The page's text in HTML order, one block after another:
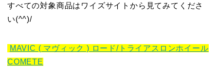
すべての対象商品はワイズサイトから見てみてくださ
い(^^)/
MAVIC ( マヴィック ) ロード/トライアスロンホイール
COMETE